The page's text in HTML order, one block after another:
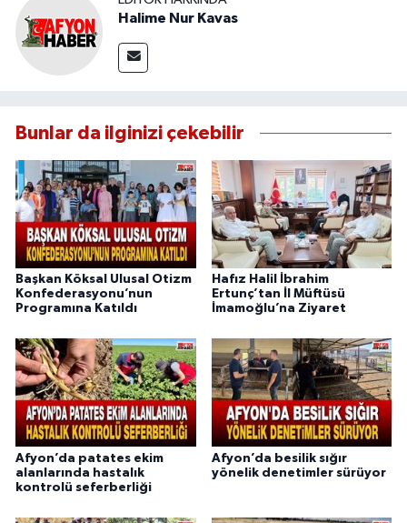
Halime Nur Kavas
Bunlar da ilginizi çekebilir
Başkan Köksal Ulusal Otizm
Konfederasyonu’nun
Programına Katıldı
Hafız Halil İbrahim
Ertunç’tan İl Müftüsü
İmamoğlu’na Ziyaret
Afyon’da patates ekim
alanlarında hastalık
kontrolü seferberliği
Afyon’da besilik sığır
yönelik denetimler sürüyor